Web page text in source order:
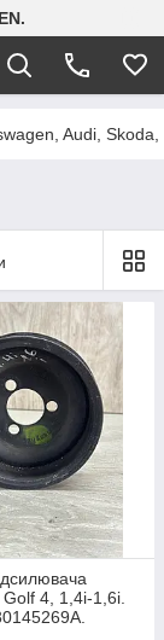
Audi, Skoda,
4, 1,4i-1,6i.